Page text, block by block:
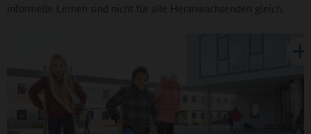
informelle Lernen sind nicht für alle Heranwachsenden gleich.